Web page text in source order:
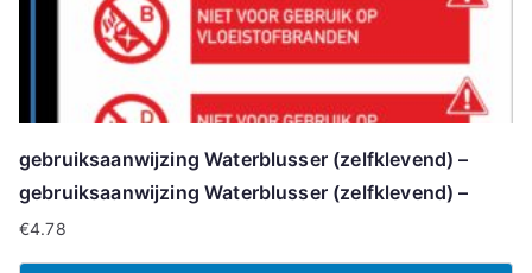
gebruiksaanwijzing Waterblusser (zelfklevend) –
gebruiksaanwijzing Waterblusser (zelfklevend) –
€4.78